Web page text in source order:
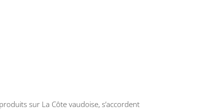
sur La Côte vaudoise, s’accordent